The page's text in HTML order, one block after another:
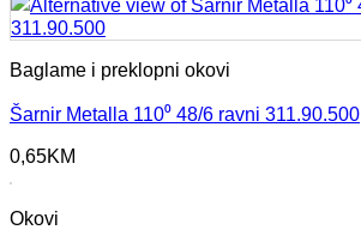
Baglame i preklopni okovi
Šarnir Metalla 110⁰ 48/6 ravni 311.90.500
0,65KM
Okovi